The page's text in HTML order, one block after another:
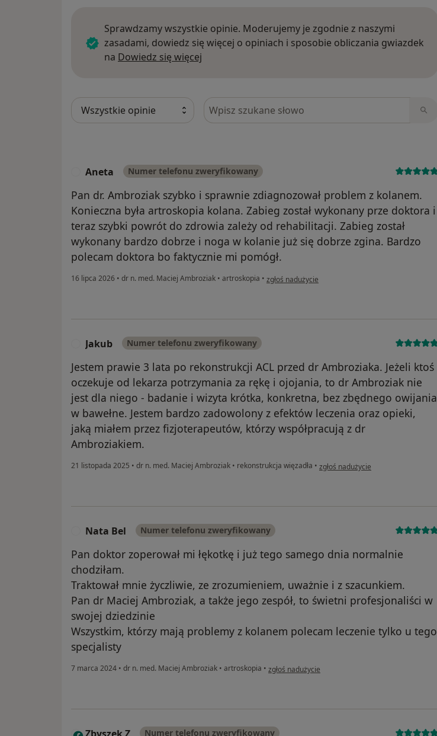
Sprawdzamy wszystkie opinie. Moderujemy je zgodnie z naszymi
zasadami, dowiedz się więcej o opiniach i sposobie obliczania gwiazdek
na Dowiedz się więcej
Szukaj w opiniach
Aneta Numer telefonu zweryfikowany
Pan dr. Ambroziak szybko i sprawnie zdiagnozował problem z kolanem.
Konieczna była artroskopia kolana. Zabieg został wykonany prze doktora i
teraz szybki powrót do zdrowia zależy od rehabilitacji. Zabieg został
wykonany bardzo dobrze i noga w kolanie już się dobrze zgina. Bardzo
polecam doktora bo faktycznie mi pomógł.
16 lipca 2026 • dr n. med. Maciej Ambroziak • artroskopia • w opinii użytkownika Aneta
zgłoś nadużycie
Jakub Numer telefonu zweryfikowany
Jestem prawie 3 lata po rekonstrukcji ACL przed dr Ambroziaka. Jeżeli ktoś
oczekuje od lekarza potrzymania za rękę i ojojania, to dr Ambroziak nie
jest dla niego - badanie i wizyta krótka, konkretna, bez zbędnego owijania
w bawełne. Jestem bardzo zadowolony z efektów leczenia oraz opieki,
jaką miałem przez fizjoterapeutów, którzy współpracują z dr
Ambroziakiem.
21 listopada 2025 • dr n. med. Maciej Ambroziak • rekonstrukcja więzadła • w opinii użytkownika Jakub
zgłoś nadużycie
Nata Bel Numer telefonu zweryfikowany
Pan doktor zoperował mi łękotkę i już tego samego dnia normalnie
chodziłam.
Traktował mnie życzliwie, ze zrozumieniem, uważnie i z szacunkiem.
Pan dr Maciej Ambroziak, a także jego zespół, to świetni profesjonaliści w
swojej dziedzinie
Wszystkim, którzy mają problemy z kolanem polecam leczenie tylko u tego
specjalisty
7 marca 2024 • dr n. med. Maciej Ambroziak • artroskopia • w opinii użytkownika Nata Bel
zgłoś nadużycie
Z Numer telefonu zweryfikowany